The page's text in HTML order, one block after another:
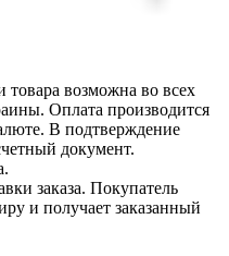
возможна во всех
Оплата производится
В подтверждение
документ.
заказа. Покупатель
и получает заказанный